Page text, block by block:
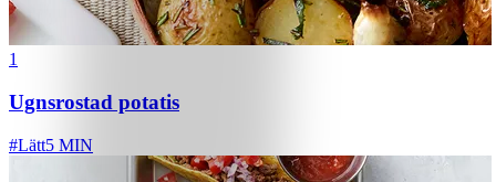
1
Ugnsrostad potatis
#Lätt5 MIN